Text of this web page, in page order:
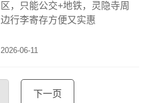
区，只能公交+地铁，灵隐寺周
边行李寄存方便又实惠
2026-06-11
下一页